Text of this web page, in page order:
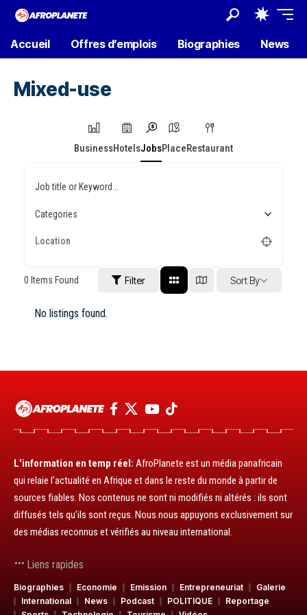
Accueil Offres d’emplois Biographies News
Mixed-use
BusinessHotelsJobsPlaceRestaurant
Job title or Keyword...
Categories
0 Items Found Filter Sort By
No listings found.
L'information en temp réel: AfroPlanete est un média panafricain
qui relaie l’actualité en Afrique et dans le reste du monde à partir de
sources fiables. Nos contenus ne sont ni modifiés ni altérés : ils sont
diffusés tels qu’ils sont reçus. Nous nous appuyons exclusivement sur
des médias reconnus et vérifiés au niveau international.
Liens rapides
Biographies Economie Emission Entrepreneuriat
Galerie
International
News Podcast POLITIQUE
Reportage